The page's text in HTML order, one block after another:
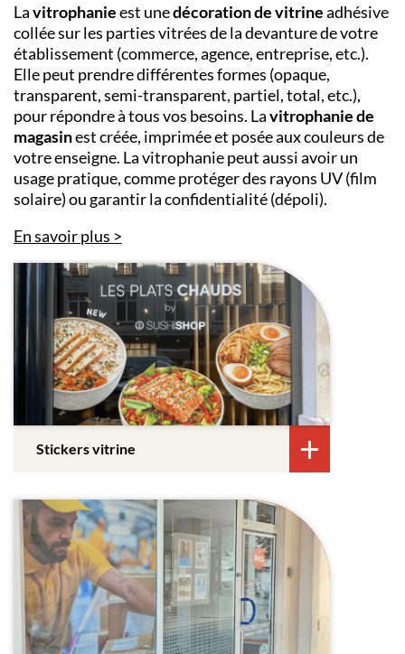
Lavitrophanieest unedécoration de vitrineadhésive
collée sur les parties vitrées de la devanture de votre
établissement (commerce, agence, entreprise, etc.).
Elle peut prendre différentes formes (opaque,
transparent, semi-transparent, partiel, total, etc.),
pour répondre à tous vos besoins. Lavitrophanie de
magasinest créée, imprimée et posée aux couleurs de
votre enseigne. La vitrophanie peut aussi avoir un
usage pratique, comme protéger des rayons UV (film
solaire) ou garantir la confidentialité (dépoli).
En savoir plus
Stickers vitrine